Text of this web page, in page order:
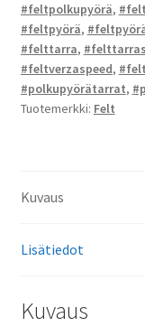
#feltpolkupyörä,
#feltpyörä,
#felttarra,
#feltverzaspeed,
#polkupyörätarrat,
Tuotemerkki: Felt
Kuvaus
Lisätiedot
Kuvaus